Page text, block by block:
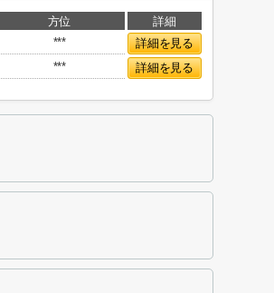
方位
詳細
***
詳細を見る
*** 詳細を見る